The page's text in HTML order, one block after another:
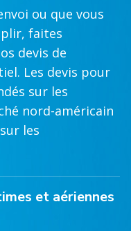
ou que vous
faites
devis de
Les devis pour
sur les
nord-américain
les
et aériennes